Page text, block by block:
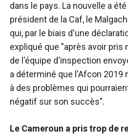
dans le pays. La nouvelle a
président de la Caf, le
qui, par le biais d'une
expliqué que "après avoir
de l'équipe d'inspection
a déterminé que l'Afcon 2019
à des problèmes qui
négatif sur son succès".
Le Cameroun a pris trop de